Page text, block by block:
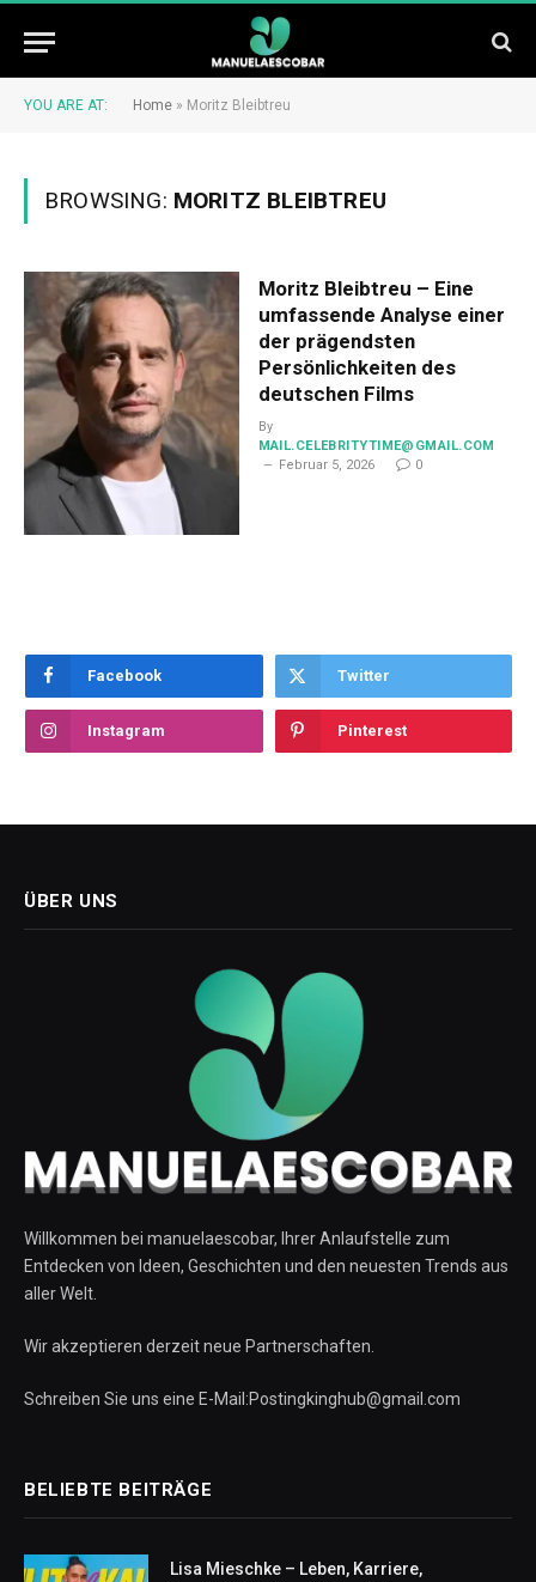
YOU ARE AT: Home » Moritz Bleibtreu
BROWSING: MORITZ BLEIBTREU
Moritz Bleibtreu – Eine
umfassende Analyse einer
der prägendsten
Persönlichkeiten des
deutschen Films
By
MAIL.CELEBRITYTIME@GMAIL.COM
Februar 5, 2026
0
Facebook Twitter
Instagram Pinterest
ÜBER UNS
Willkommen bei manuelaescobar, Ihrer Anlaufstelle zum
Entdecken von Ideen, Geschichten und den neuesten Trends aus
aller Welt.
Wir akzeptieren derzeit neue Partnerschaften.
Schreiben Sie uns eine E-Mail:Postingkinghub@gmail.com
BELIEBTE BEITRÄGE
Lisa Mieschke – Leben, Karriere,